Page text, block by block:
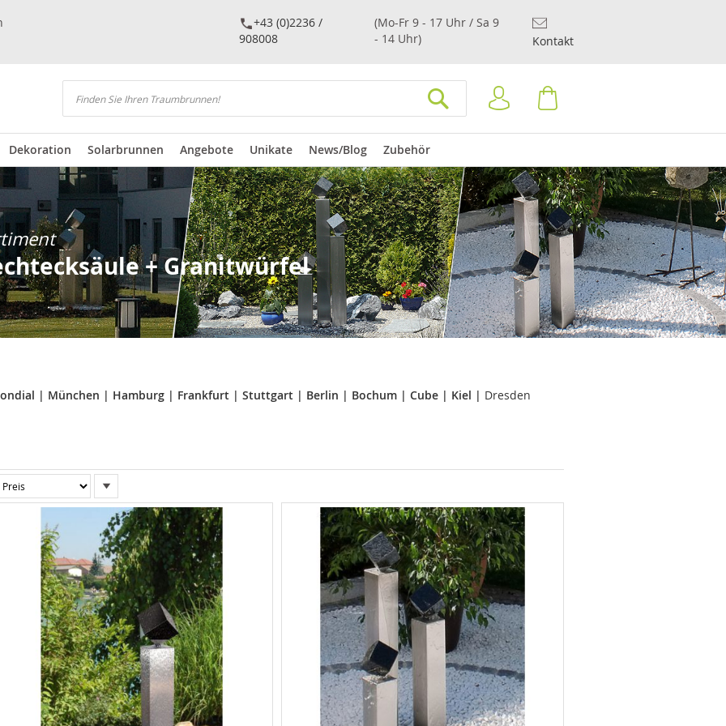
+43 (0)2236 /
908008
(Mo-Fr 9 - 17 Uhr / Sa 9
- 14 Uhr)
Kontakt
Suchen
Anmelden
Dekoration Solarbrunnen Angebote Unikate News/Blog Zubehör
+ Granitwürfel
| München | Hamburg | Frankfurt | Stuttgart | Berlin | Bochum | Cube | Kiel | Dresden
absteigender
Reihenfolge